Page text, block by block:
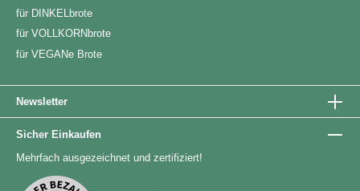
für DINKELbrote
für VOLLKORNbrote
für VEGANe Brote
Newsletter
Sicher Einkaufen
Mehrfach ausgezeichnet und zertifiziert!